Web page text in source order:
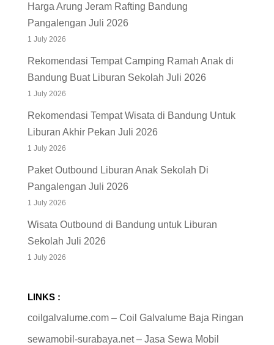
Harga Arung Jeram Rafting Bandung
Pangalengan Juli 2026
1 July 2026
Rekomendasi Tempat Camping Ramah Anak di
Bandung Buat Liburan Sekolah Juli 2026
1 July 2026
Rekomendasi Tempat Wisata di Bandung Untuk
Liburan Akhir Pekan Juli 2026
1 July 2026
Paket Outbound Liburan Anak Sekolah Di
Pangalengan Juli 2026
1 July 2026
Wisata Outbound di Bandung untuk Liburan
Sekolah Juli 2026
1 July 2026
LINKS :
coilgalvalume.com – Coil Galvalume Baja Ringan
sewamobil-surabaya.net – Jasa Sewa Mobil